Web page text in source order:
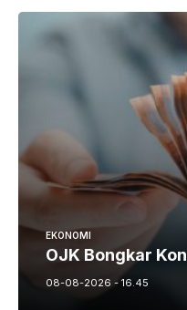
EKONOMI
OJK Bongkar
08-08-2026 - 16.45